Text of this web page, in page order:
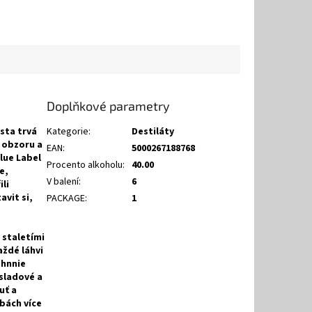
trvá
a
Label
si,
staletími
láhvi
a
a
více
Doplňkové parametry
Kategorie:
Destiláty
EAN:
5000267188768
Procento alkoholu: 40.00
V balení:
6
PACKAGE: 1